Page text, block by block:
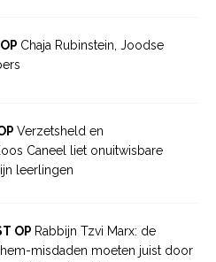
Chaja Rubinstein, Joodse
Verzetsheld en
Caneel liet onuitwisbare
leerlingen
OP Rabbijn Tzvi Marx: de
misdaden moeten juist door